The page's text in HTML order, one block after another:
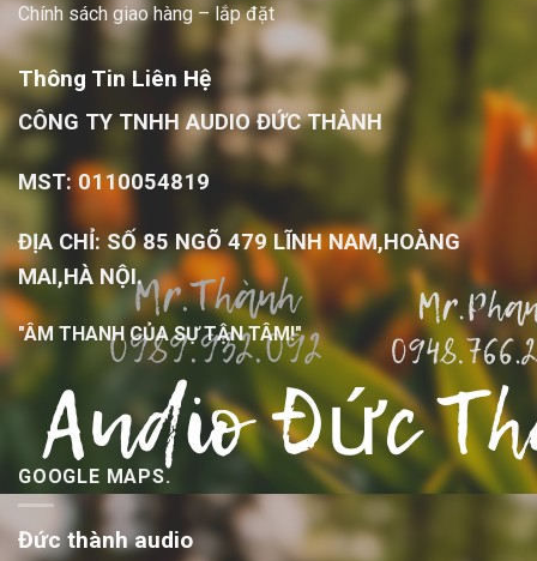
Chính sách giao hàng – lắp đặt
Thông Tin Liên Hệ
CÔNG TY TNHH AUDIO ĐỨC THÀNH
MST: 0110054819
ĐỊA CHỈ: SỐ 85 NGÕ 479 LĨNH NAM,HOÀNG
MAI,HÀ NỘI.
"ÂM THANH CỦA SỰ TẬN TÂM!"
GOOGLE MAPS.
Đức thành audio